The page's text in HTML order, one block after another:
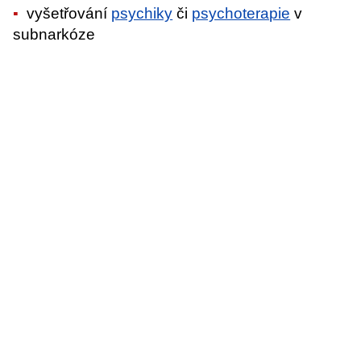
vyšetřování psychiky či psychoterapie v
subnarkóze